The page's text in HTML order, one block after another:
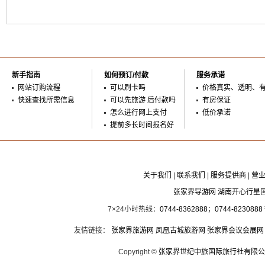
新手指南
网站订购流程
快速查找所需信息
如何预订/付款
可以刷卡吗
可以先旅游 后付款吗
怎么进行网上支付
提前多长时间报名好
服务承诺
价格真实、透明、
有房保证
低价承诺
关于我们 联系我们 服务提供商
营
张家界导游网 湖南开心行星
7×24小时热线： 0744-8362888； 0744-8230888
友情链接： 张家界旅游网 凤凰古城旅游网 张家界会议会展网
Copyright © 张家界世纪中旅国际旅行社有限